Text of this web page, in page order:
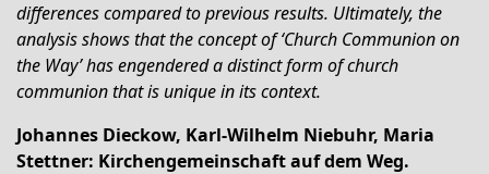
differences compared to previous results. Ultimately, the
analysis shows that the concept of ‘Church Communion on
the Way’ has engendered a distinct form of church
communion that is unique in its context.
Johannes Dieckow, Karl-Wilhelm Niebuhr, Maria
Stettner: Kirchengemeinschaft auf dem Weg.